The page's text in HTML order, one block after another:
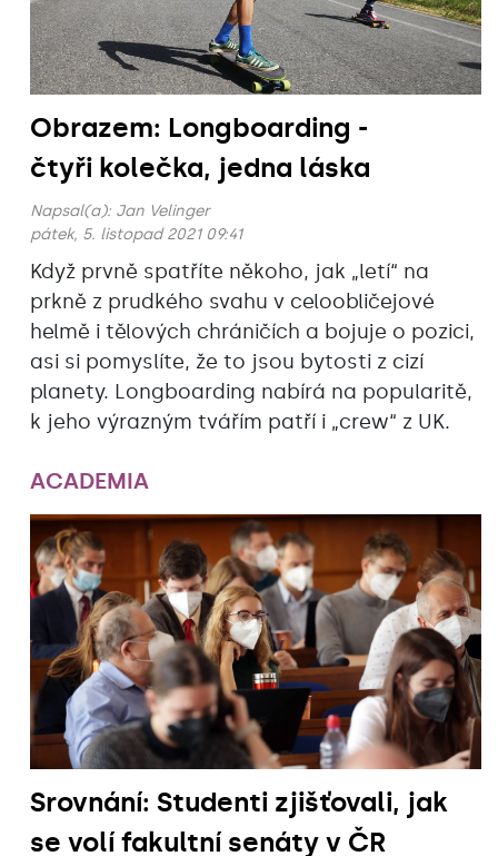
Obrazem: Longboarding -
čtyři kolečka, jedna láska
Napsal(a): Jan Velinger
pátek, 5. listopad 2021 09:41
Když prvně spatříte někoho, jak „letí“ na
prkně z prudkého svahu v celoobličejové
helmě i tělových chráničích a bojuje o pozici,
asi si pomyslíte, že to jsou bytosti z cizí
planety. Longboarding nabírá na popularitě,
k jeho výrazným tvářím patří i „crew“ z UK.
ACADEMIA
Srovnání: Studenti zjišťovali, jak
se volí fakultní senáty v ČR